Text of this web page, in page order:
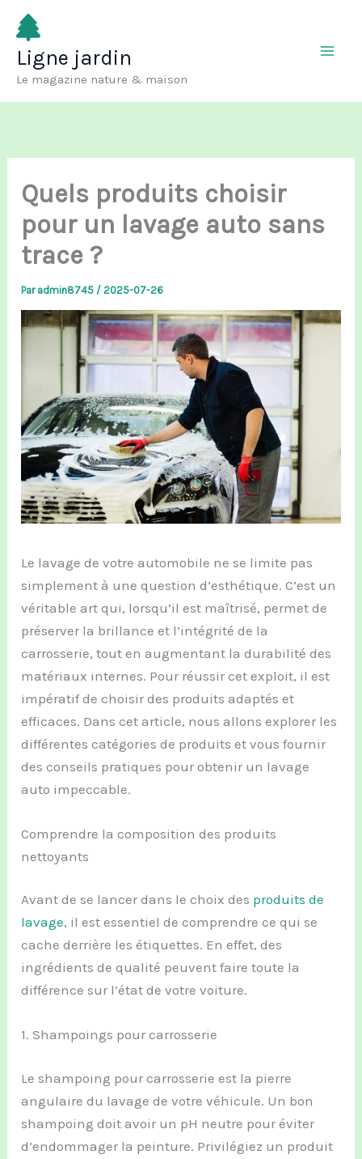
Aller
contenu
Ligne jardin
Le magazine nature & maison
Quels produits choisir
pour un lavage auto sans
trace ?
Par admin8745 /2025-07-26
Le lavage de votre automobile ne se limite pas
simplement à une question d’esthétique. C’est un
véritable art qui, lorsqu’il est maîtrisé, permet de
préserver la brillance et l’intégrité de la
carrosserie, tout en augmentant la durabilité des
matériaux internes. Pour réussir cet exploit, il est
impératif de choisir des produits adaptés et
efficaces. Dans cet article, nous allons explorer les
différentes catégories de produits et vous fournir
des conseils pratiques pour obtenir un lavage
auto impeccable.
Comprendre la composition des produits
nettoyants
Avant de se lancer dans le choix des produits de
lavage, il est essentiel de comprendre ce qui se
cache derrière les étiquettes. En effet, des
ingrédients de qualité peuvent faire toute la
différence sur l’état de votre voiture.
1. Shampoings pour carrosserie
Le shampoing pour carrosserie est la pierre
angulaire du lavage de votre véhicule. Un bon
shampoing doit avoir un pH neutre pour éviter
d’endommager la peinture. Privilégiez un produit